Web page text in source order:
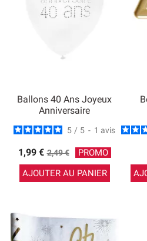
Ballons 40 Ans Joyeux
Anniversaire
5 / 5 - 1 avis
1,99 €Prix de base
2,49 €
PROMO
AJOUTER AU PANIER